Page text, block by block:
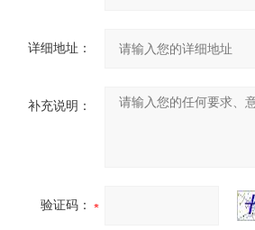
详细地址：
补充说明：
验证码：